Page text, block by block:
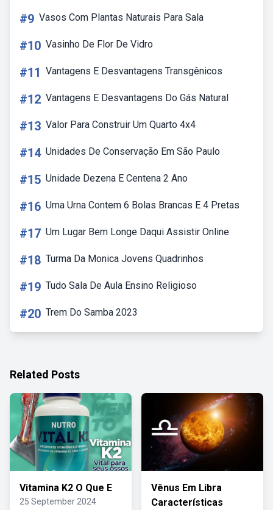
#9 Vasos Com Plantas Naturais Para Sala
#10 Vasinho De Flor De Vidro
#11 Vantagens E Desvantagens Transgênicos
#12 Vantagens E Desvantagens Do Gás Natural
#13 Valor Para Construir Um Quarto 4x4
#14 Unidades De Conservação Em São Paulo
#15 Unidade Dezena E Centena 2 Ano
#16 Uma Urna Contem 6 Bolas Brancas E 4 Pretas
#17 Um Lugar Bem Longe Daqui Assistir Online
#18 Turma Da Monica Jovens Quadrinhos
#19 Tudo Sala De Aula Ensino Religioso
#20 Trem Do Samba 2023
Related Posts
Vitamina K2 O Que E
25 September 2024
Vênus Em Libra
Características